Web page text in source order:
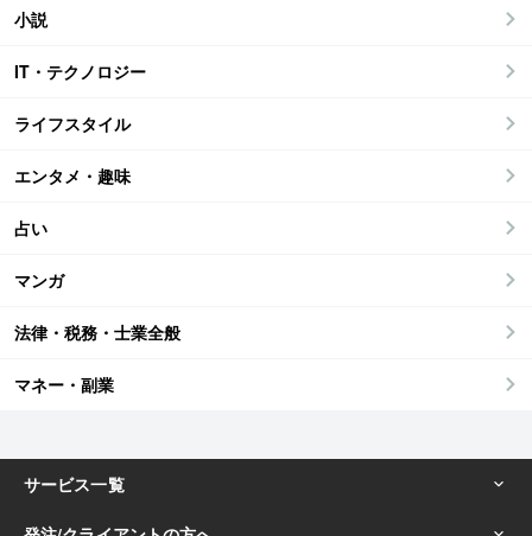
小説
IT・テクノロジー
ライフスタイル
エンタメ・趣味
占い
マンガ
法律・税務・士業全般
マネー・副業